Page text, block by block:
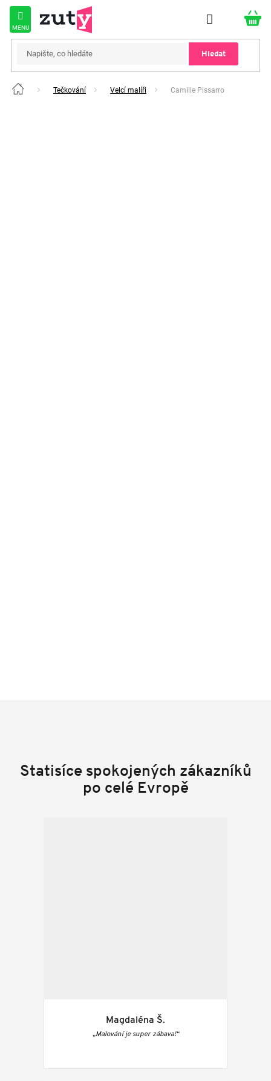
Přejít
obsah
Hledat
Domů Tečkování Velcí malíři Camille Pissarro
Statisíce spokojených zákazníků
po celé Evropě
Magdaléna Š.
„Malování je super zábava!“